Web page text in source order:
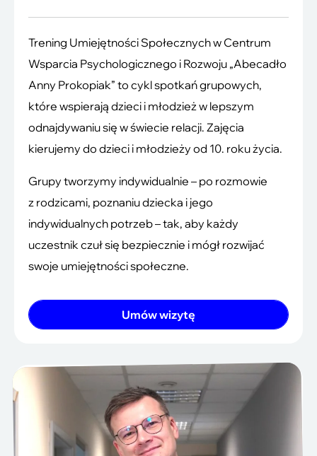
Trening Umiejętności Społecznych w Centrum
Wsparcia Psychologicznego i Rozwoju „Abecadło
Anny Prokopiak” to cykl spotkań grupowych,
które wspierają dzieci i młodzież w lepszym
odnajdywaniu się w świecie relacji. Zajęcia
kierujemy do dzieci i młodzieży od 10. roku życia.
Grupy tworzymy indywidualnie – po rozmowie
z rodzicami, poznaniu dziecka i jego
indywidualnych potrzeb – tak, aby każdy
uczestnik czuł się bezpiecznie i mógł rozwijać
swoje umiejętności społeczne.
Umów wizytę